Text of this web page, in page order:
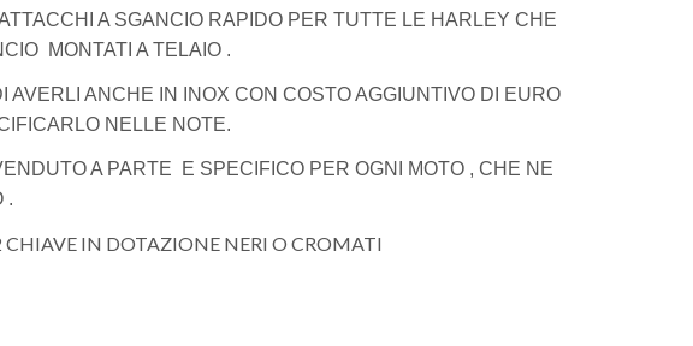
A SGANCIO RAPIDO PER TUTTE LE HARLEY CHE
MONTATI A TELAIO .
AVERLI ANCHE IN INOX CON COSTO AGGIUNTIVO DI EURO
NELLE NOTE.
A PARTE E SPECIFICO PER OGNI MOTO , CHE NE
.
IN DOTAZIONE NERI O CROMATI